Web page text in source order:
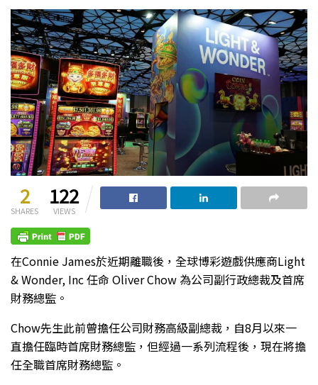
2
SHARES
122
VIEWS
在Connie James於近期離職後，全球博彩遊戲供應商Light
& Wonder, Inc 任命 Oliver Chow 為公司副行政總裁及首席
財務總監。
Chow先生此前曾擔任公司財務高級副總裁，自8月以來一
直擔任臨時首席財務總監，但經過一系列流程後，現在將擔
任全職首席財務總監。